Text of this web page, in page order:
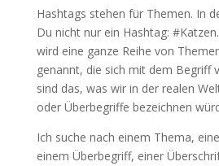
Hashtags stehen für Themen. In
Du nicht nur ein Hashtag:
wird eine ganze Reihe von
genannt, die sich mit dem Begriff
sind das, was wir in der realen
oder Überbegriffe bezeichnen
Ich suche nach einem Thema,
einem Überbegriff, einer